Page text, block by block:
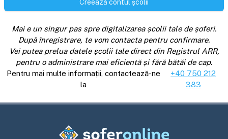
Creează contul școlii
Mai e un singur pas spre digitalizarea școlii tale de șoferi.
După înregistrare, te vom contacta pentru confirmare.
Vei putea prelua datele școlii tale direct din Registrul ARR,
pentru o administrare mai eficientă și fără bătăi de cap.
Pentru mai multe informații, contactează-ne
la
+40 750 212
383